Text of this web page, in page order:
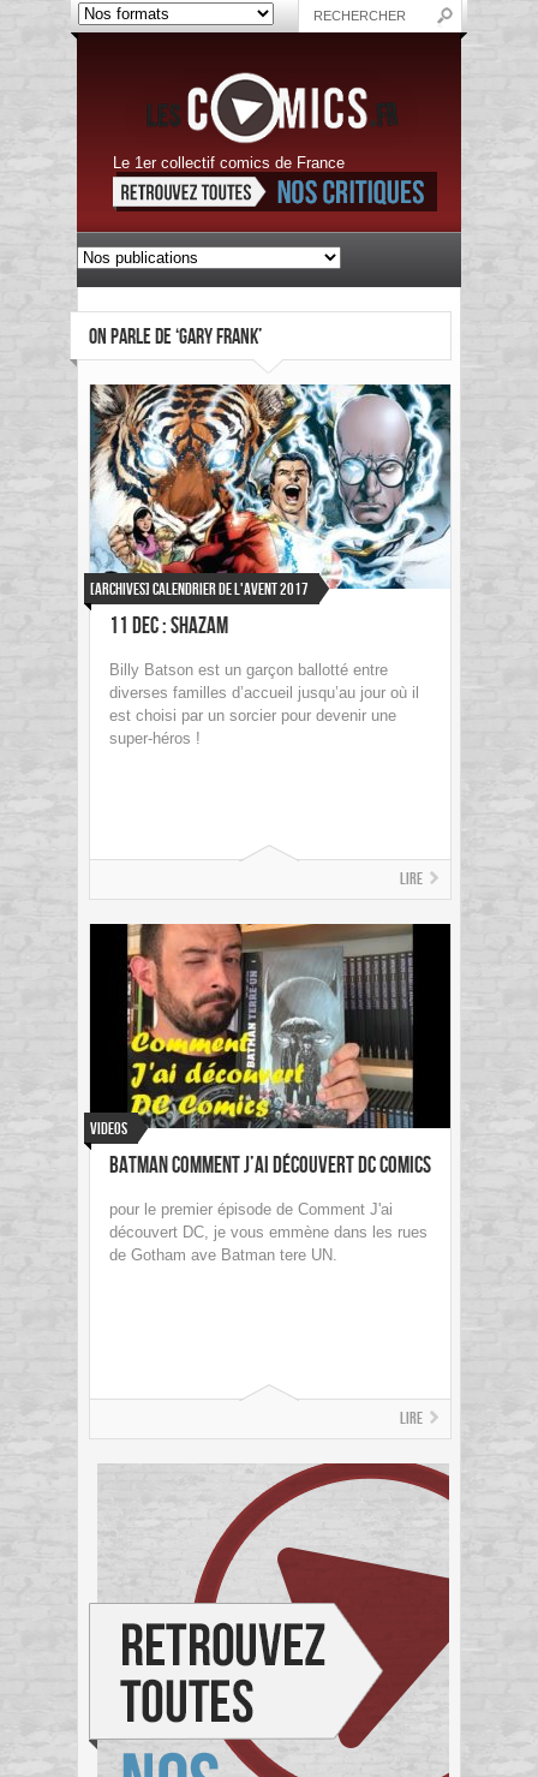
Le 1er collectif comics de France
ON PARLE DE ‘GARY FRANK’
[ARCHIVES] Calendrier de l'avent 2017
11 dec : Shazam
Billy Batson est un garçon ballotté entre
diverses familles d’accueil jusqu’au jour où il
est choisi par un sorcier pour devenir une
super-héros !
Lire
Videos
Batman Comment J’ai découvert DC Comics
pour le premier épisode de Comment J'ai
découvert DC, je vous emmène dans les rues
de Gotham ave Batman tere UN.
Lire